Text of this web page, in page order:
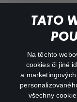
TATO
Na těchto
cookies či jiné
a
všechny
Můj účet
Důležité odkazy
facebook